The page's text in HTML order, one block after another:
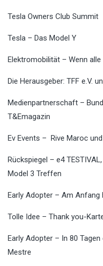
Tesla Owners Club
Tesla – Das Model Y
Elektromobilität – Wenn
Die Herausgeber: TFF e.V.
Medienpartnerschaft –
T&Emagazin
Ev Events – Rive Maroc
Rückspiegel – e4
Model 3 Treffen
Early Adopter – Am
Tolle Idee – Thank you-
Early Adopter – In 80
Mestre